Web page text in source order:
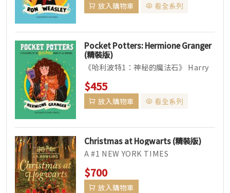
放入購物車 看全系列
Pocket Potters: Hermione Granger
(精裝版)
《哈利波特1：神秘的魔法石》 Harry
Potter and the Philosopher&rs...
$455
放入購物車 看全系列
Christmas at Hogwarts (精裝版)
A #1 NEW YORK TIMES
BESTSELLER A USA TODAY
BESTSE...
$700
放入購物車